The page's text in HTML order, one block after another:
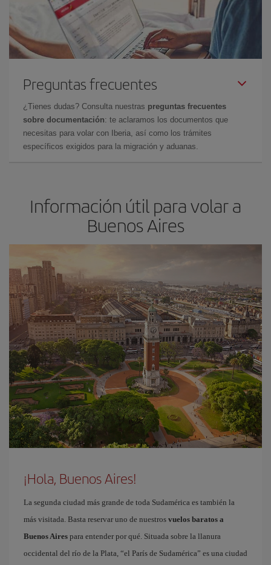
Preguntas frecuentes
¿Tienes dudas? Consulta nuestras preguntas frecuentes
sobre documentación: te aclaramos los documentos que
necesitas para volar con Iberia, así como los trámites
específicos exigidos para la migración y aduanas.
Información útil para volar a
Buenos Aires
¡Hola, Buenos Aires!
La segunda ciudad más grande de toda Sudamérica es también la
más visitada. Basta reservar uno de nuestros vuelos baratos a
Buenos Aires para entender por qué. Situada sobre la llanura
occidental del río de la Plata, “el París de Sudamérica” es una ciudad